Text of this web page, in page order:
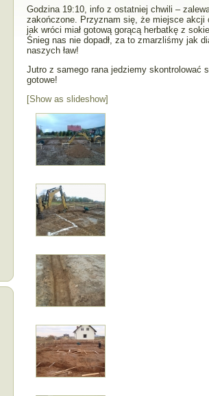
Godzina 19:10, info z ostatniej chwili –
zakończone. Przyznam się, że miejsce akcji
jak wróci miał gotową gorącą herbatkę z
Śnieg nas nie dopadł, za to zmarzliśmy jak
naszych ław!
Jutro z samego rana jedziemy skontrolować
gotowe!
[Show as slideshow]